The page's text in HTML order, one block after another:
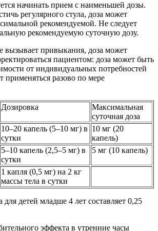
начинать прием с наименьшей дозы.
регулярного стула, доза может
рекомендуемой. Не следует
рекомендуемую суточную дозу.
вызывает привыкания, доза может
пациентом: доза может быть
от индивидуальных потребностей
применяться разово по мере
Дозировка
Максимальная
суточная доза
10–20 капель (5–10 мг) в
сутки
10 мг (20
капель)
5–10 капель (2,5–5 мг) в
сутки
5 мг (10 капель)
1 капля (0,5 мг) на 2 кг
массы тела в сутки
для детей младше 4 лет составляет 0,25
эффекта в утренние часы